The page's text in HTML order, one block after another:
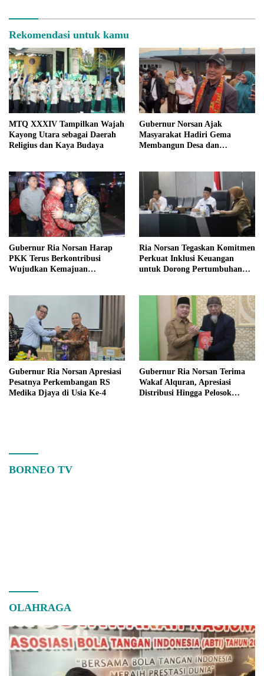
Rekomendasi untuk kamu
MTQ XXXIV Tampilkan Wajah
Kayong Utara sebagai Daerah
Religius dan Kaya Budaya
Gubernur Norsan Ajak
Masyarakat Hadiri Gema
Membangun Desa dan
Gubernur Ria Norsan Harap
PKK Terus Berkontribusi
Wujudkan Kemajuan
Ria Norsan Tegaskan Komitmen
Perkuat Inklusi Keuangan
untuk Dorong Pertumbuhan
Gubernur Ria Norsan Apresiasi
Pesatnya Perkembangan RS
Medika Djaya di Usia Ke-4
Gubernur Ria Norsan Terima
Wakaf Alquran, Apresiasi
Distribusi Hingga Pelosok
BORNEO TV
OLAHRAGA